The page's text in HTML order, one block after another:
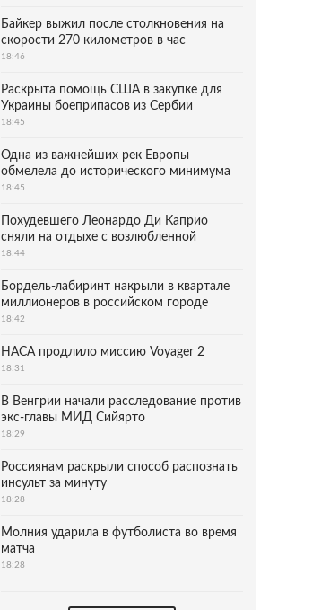
Байкер выжил после столкновения на
скорости 270 километров в час
18:46
Раскрыта помощь США в закупке для
Украины боеприпасов из Сербии
18:45
Одна из важнейших рек Европы
обмелела до исторического минимума
18:45
Похудевшего Леонардо Ди Каприо
сняли на отдыхе с возлюбленной
18:44
Бордель-лабиринт накрыли в квартале
миллионеров в российском городе
18:42
НАСА продлило миссию Voyager 2
18:31
В Венгрии начали расследование против
экс-главы МИД Сийярто
18:29
Россиянам раскрыли способ распознать
инсульт за минуту
18:28
Молния ударила в футболиста во время
матча
18:28